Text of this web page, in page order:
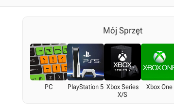
Mój Sprzęt
PC PlayStation 5 Xbox Series
X/S
Xbox One